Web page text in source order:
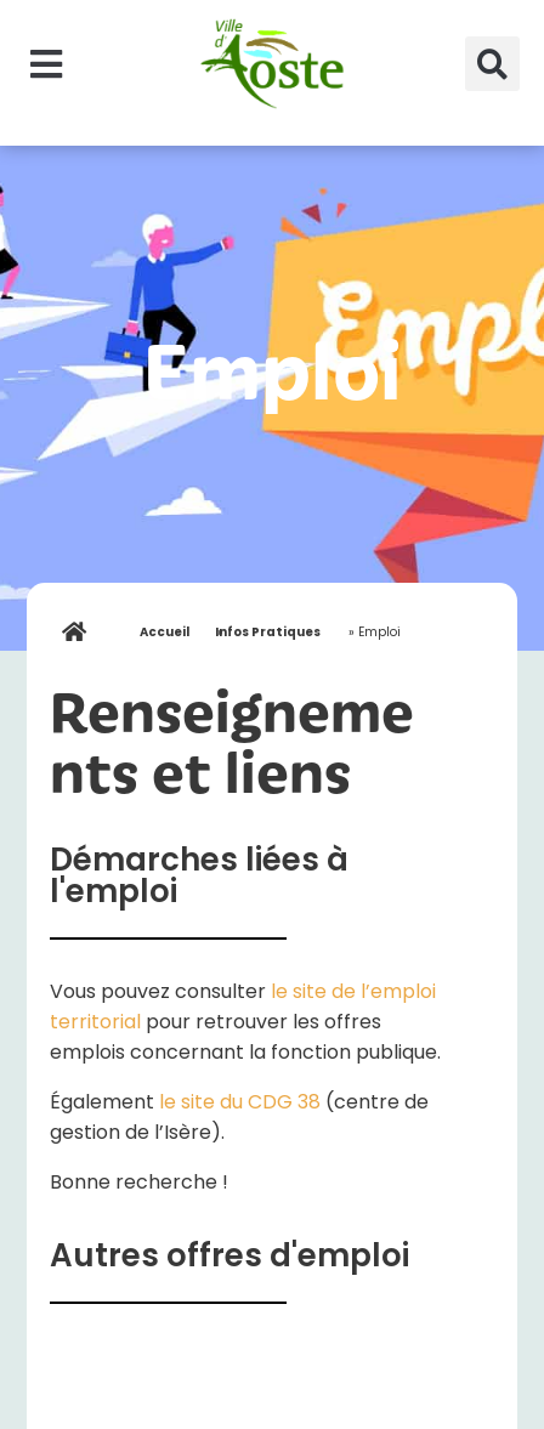
Emploi
Accueil »
Infos Pratiques » Emploi
Renseigneme
nts et liens
Démarches liées à
l'emploi
Vous pouvez consulter le site de l’emploi
territorial pour retrouver les offres
emplois concernant la fonction publique.
Également le site du CDG 38 (centre de
gestion de l’Isère).
Bonne recherche !
Autres offres d'emploi